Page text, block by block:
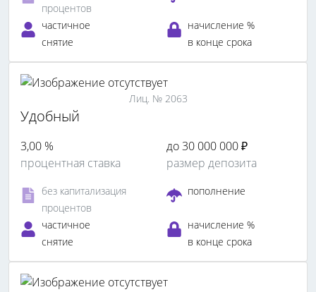
процентов
частичное
снятие
начисление %
в конце срока
Лиц. № 2063
Удобный
3,00 %
процентная ставка
до 30 000 000 ₽
размер депозита
без капитализация
процентов
пополнение
частичное
снятие
начисление %
в конце срока